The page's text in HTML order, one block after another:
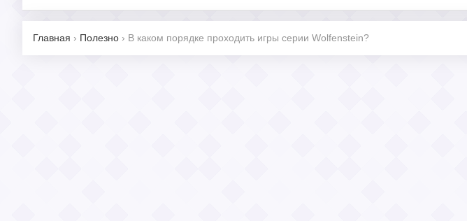
Главная › Полезно › В каком порядке проходить игры серии Wolfenstein?